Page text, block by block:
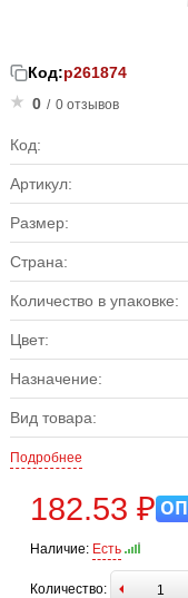
Код:р261874
0 / 0 отзывов
Код:
Артикул:
Размер:
Страна:
Количество в упаковке:
Цвет:
Назначение:
Вид товара:
Подробнее
182.53 ₽
Наличие: Есть
Количество: